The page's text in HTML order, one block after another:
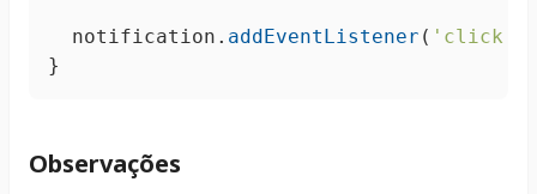
	notification.
addEventListener ( 'click'
}
Observações